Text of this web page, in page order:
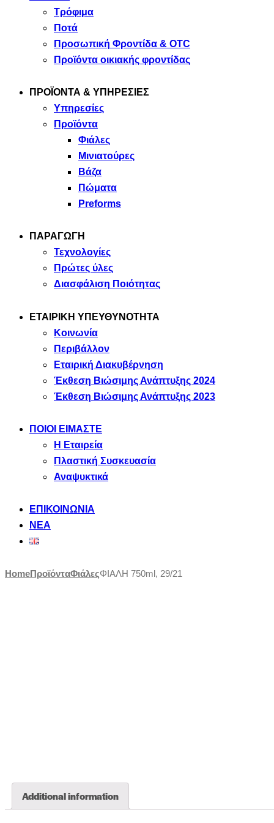
Τρόφιμα
Ποτά
Προσωπική Φροντίδα & OTC
Προϊόντα οικιακής φροντίδας
ΠΡΟΪΟΝΤΑ & ΥΠΗΡΕΣΙΕΣ
Υπηρεσίες
Προϊόντα
Φιάλες
Μινιατούρες
Βάζα
Πώματα
Preforms
ΠΑΡΑΓΩΓΗ
Τεχνολογίες
Πρώτες ύλες
Διασφάλιση Ποιότητας
ΕΤΑΙΡΙΚΗ ΥΠΕΥΘΥΝΟΤΗΤΑ
Κοινωνία
Περιβάλλον
Εταιρική Διακυβέρνηση
Έκθεση Βιώσιμης Ανάπτυξης 2024
Έκθεση Βιώσιμης Ανάπτυξης 2023
ΠΟΙΟΙ ΕΙΜΑΣΤΕ
Η Εταιρεία
Πλαστική Συσκευασία
Αναψυκτικά
ΕΠΙΚΟΙΝΩΝΙΑ
ΝΕΑ
Skip
HomeΠροϊόνταΦιάλεςΦΙΑΛΗ 750ml, 29/21
Additional information